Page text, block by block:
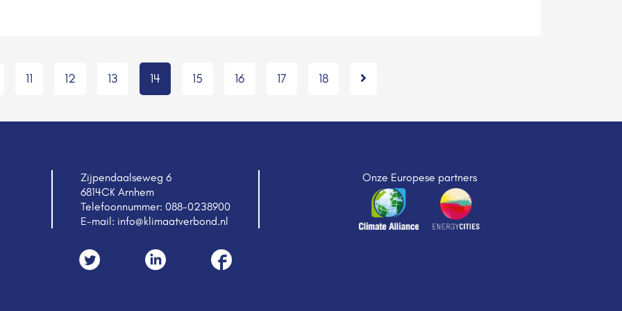
11 12 13 14 15 16 17 18
Zijpendaalseweg 6
6814CK Arnhem
Telefoonnummer: 088-0238900
E-mail: info@klimaatverbond.nl
Onze Europese partners